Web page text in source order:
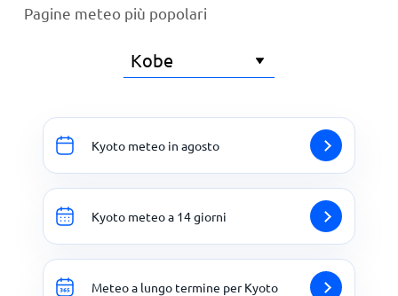
Pagine meteo più popolari
Kyoto meteo in agosto
Kyoto meteo a 14 giorni
Meteo a lungo termine per Kyoto